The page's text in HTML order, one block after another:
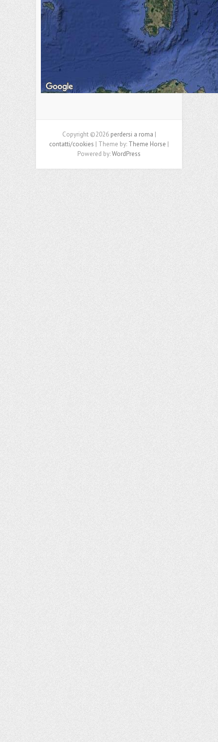
Copyright ©2026 perdersi a roma |
contatti/cookies | Theme by: Theme Horse |
Powered by:WordPress